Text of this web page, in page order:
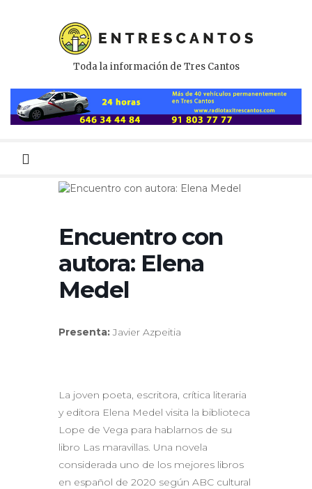
Toda la información de Tres Cantos
Encuentro con
autora: Elena
Medel
Presenta:Javier Azpeitia
La joven poeta, escritora, crítica literaria
y editora Elena Medel visita la biblioteca
Lope de Vega para hablarnos de su
libro Las maravillas. Una novela
considerada uno de los mejores libros
en español de 2020 según ABC cultural